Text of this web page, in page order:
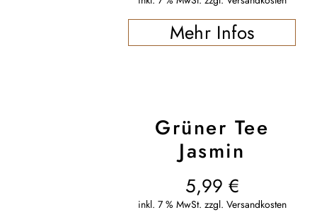
Mehr Infos
Grüner Tee
Jasmin
5,99 €
inkl. 7 % MwSt. zzgl. Versandkosten